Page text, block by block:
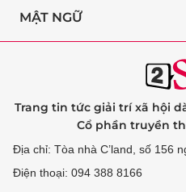
MẬT NGỮ
Trang tin tức giải trí xã hội
Cổ phần truyền
Địa chỉ: Tòa nhà C’land, số 156
Điện thoại: 094 388 8166